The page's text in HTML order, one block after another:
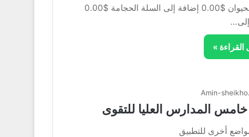
رفقاً بالحيوان $0.00 إضافة إلى السلة الحجامة $0.00
القراءة »
Amin-
خامس المدارس العليا للتقوى
أخرى للتطبيق